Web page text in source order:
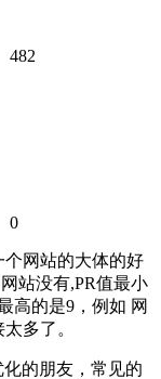
482
0
个网站的大体的好
站没有,PR值最小
高的是9，例如 网
多了。
的朋友，常见的